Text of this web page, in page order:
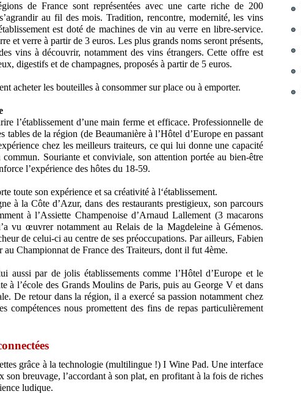
de France sont représentées avec une carte riche de 200
au fil des mois. Tradition, rencontre, modernité, les vins
est doté de machines de vin au verre en libre-service.
et verre à partir de 3 euros. Les plus grands noms seront présents,
vins à découvrir, notamment des vins étrangers. Cette offre est
digestifs et de champagnes, proposés à partir de 5 euros.
acheter les bouteilles à consommer sur place ou à emporter.
l’établissement d’une main ferme et efficace. Professionnelle de
tables de la région (de Beaumanière à l’Hôtel d’Europe en passant
chez les meilleurs traiteurs, ce qui lui donne une capacité
Souriante et conviviale, son attention portée au bien-être
l’expérience des hôtes du 18-59.
toute son expérience et sa créativité à l‘établissement.
à la Côte d’Azur, dans des restaurants prestigieux, son parcours
à l’Assiette Champenoise d’Arnaud Lallement (3 macarons
vu œuvrer notamment au Relais de la Magdeleine à Gémenos.
de celui-ci au centre de ses préoccupations. Par ailleurs, Fabien
Championnat de France des Traiteurs, dont il fut 4ème.
aussi par de jolis établissements comme l’Hôtel d’Europe et le
à l’école des Grands Moulins de Paris, puis au George V et dans
De retour dans la région, il a exercé sa passion notamment chez
compétences nous promettent des fins de repas particulièrement
grâce à la technologie (multilingue !) I Wine Pad. Une interface
son breuvage, l’accordant à son plat, en profitant à la fois de riches
ludique.